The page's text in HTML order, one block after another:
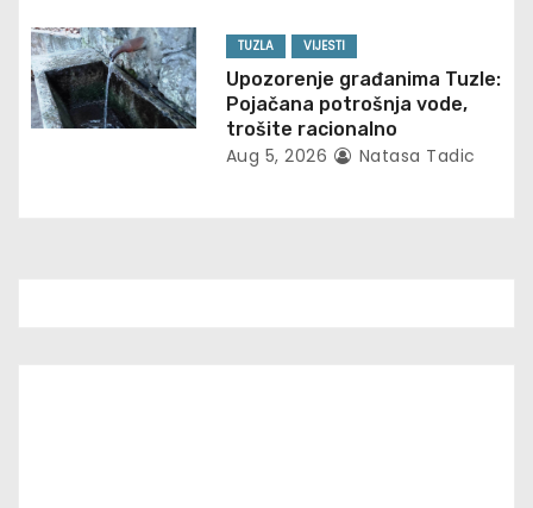
n
TUZLA VIJESTI
Upozorenje građanima Tuzle:
Pojačana potrošnja vode,
trošite racionalno
Aug 5, 2026 Natasa Tadic